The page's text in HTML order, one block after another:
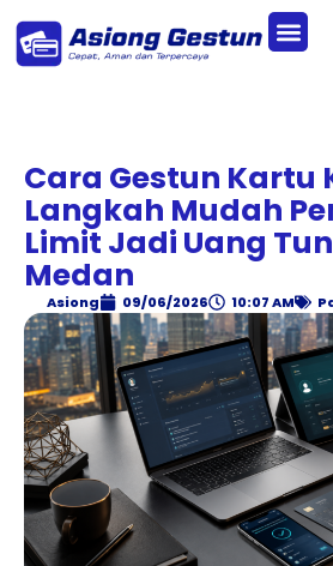
Cara Gestun Kartu
Langkah Mudah
Limit Jadi Uang
Medan
Asiong 09/06/2026 10:07 AM